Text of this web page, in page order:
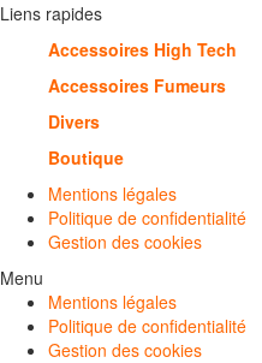
Liens rapides
Accessoires High Tech
Accessoires Fumeurs
Divers
Boutique
Mentions légales
Politique de confidentialité
Gestion des cookies
Menu
Mentions légales
Politique de confidentialité
Gestion des cookies